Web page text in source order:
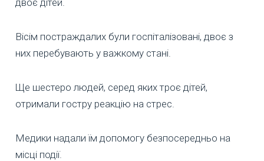
Вісім постраждалих були госпіталізовані, двоє з
них перебувають у важкому стані.
Ще шестеро людей, серед яких троє дітей,
отримали гостру реакцію на стрес.
Медики надали їм допомогу безпосередньо на
місці події.